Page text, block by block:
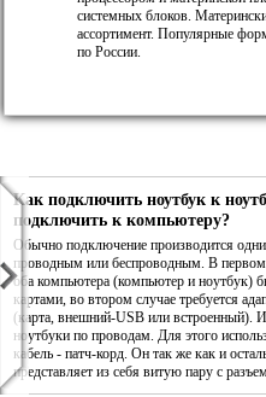
системных блоков.
ассортимент. Популярные
по России.
Как подключить ноутбук к
подключить к компьютеру?
Обычно подключение производится
проводным или беспроводным. В первом
оба компьютера (компьютер и ноутбук)
картами, во втором случае требуется
(карта, внешний-USB или встроенный).
ноутбуки по проводам. Для этого
кабель - патч-корд. Он так же как и
представляет из себя витую пару с